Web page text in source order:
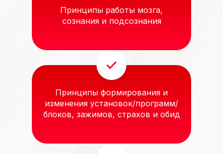
Принципы работы мозга,
сознания и подсознания
Принципы формирования и
изменения установок/программ/
блоков, зажимов, страхов и обид